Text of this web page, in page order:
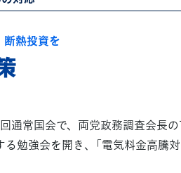
断熱投資を
通常国会で、両党政務調査会長
勉強会を開き、「電気料金高騰